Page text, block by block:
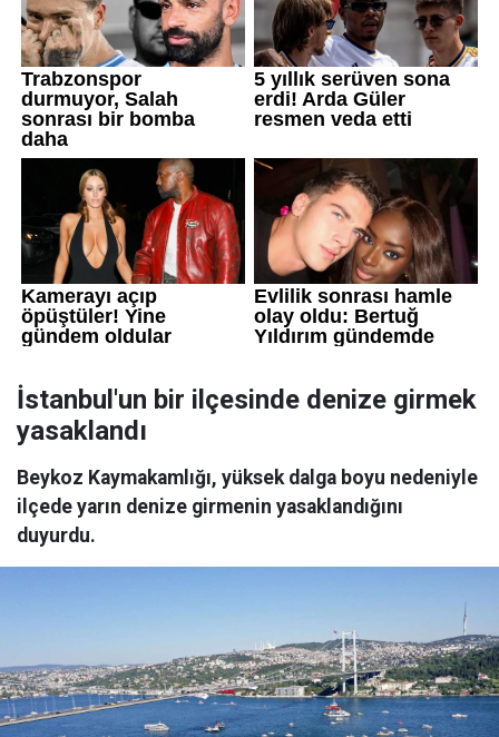
İstanbul'un bir ilçesinde denize girmek
yasaklandı
Beykoz Kaymakamlığı, yüksek dalga boyu nedeniyle
ilçede yarın denize girmenin yasaklandığını
duyurdu.